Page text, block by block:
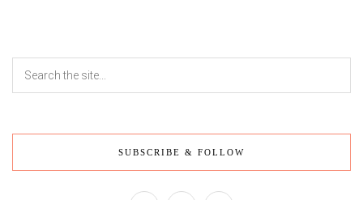
SUBSCRIBE & FOLLOW